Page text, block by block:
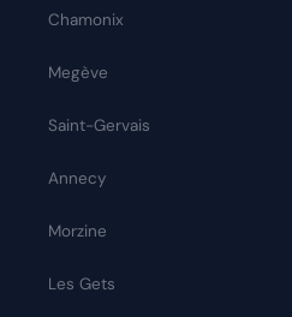
Chamonix
Megève
Saint-Gervais
Annecy
Morzine
Les Gets